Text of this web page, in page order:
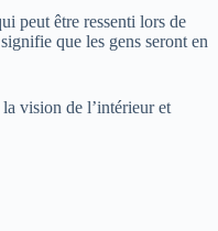
peut être ressenti lors de
que les gens seront en
vision de l’intérieur et